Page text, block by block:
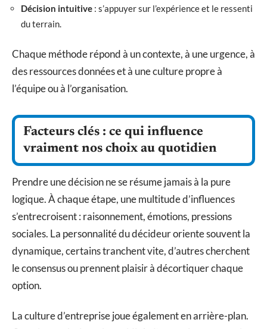
Décision intuitive : s’appuyer sur l’expérience et le ressenti
du terrain.
Chaque méthode répond à un contexte, à une urgence, à
des ressources données et à une culture propre à
l’équipe ou à l’organisation.
Facteurs clés : ce qui influence
vraiment nos choix au quotidien
Prendre une décision ne se résume jamais à la pure
logique. À chaque étape, une multitude d’influences
s’entrecroisent : raisonnement, émotions, pressions
sociales. La personnalité du décideur oriente souvent la
dynamique, certains tranchent vite, d’autres cherchent
le consensus ou prennent plaisir à décortiquer chaque
option.
La culture d’entreprise joue également en arrière-plan.